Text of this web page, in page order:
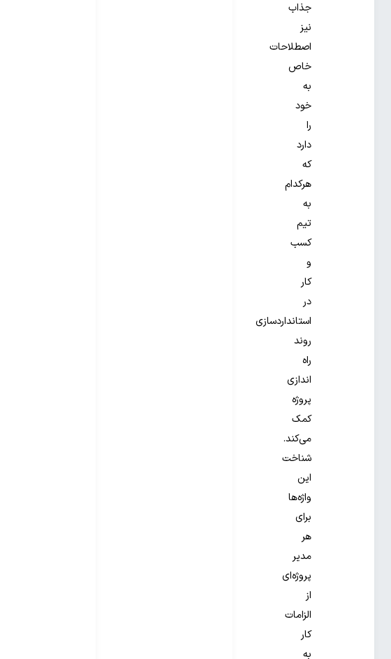
جذاب
نیز
اصطلاحات
خاص
به
خود
را
دارد
که
هرکدام
به
تیم
کسب
و
کار
در
استانداردسازی
روند
راه
اندازی
پروژه
کمک
می‌کند.
شناخت
این
واژه‌ها
برای
هر
مدیر
پروژه‌ای
از
الزامات
کار
به